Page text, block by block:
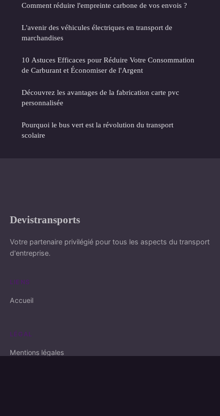
Comment réduire l'empreinte carbone de vos envois ?
L'avenir des véhicules électriques en transport de
marchandises
10 Astuces Efficaces pour Réduire Votre Consommation
de Carburant et Économiser de l'Argent
Découvrez les avantages de la fabrication carte pvc
personnalisée
Pourquoi le bus vert est la révolution du transport
scolaire
Devistransports
Votre partenaire privilégié pour tous les aspects du transport
d'entreprise.
LIENS
Accueil
LÉGAL
Mentions légales